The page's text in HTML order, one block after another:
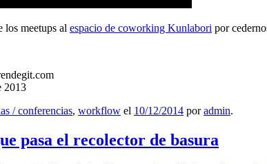
los meetups al espacio de coworking Kunlabori por
2013
/ conferencias, workflow el 10/12/2014 poradmin.
pasa el recolector de basura